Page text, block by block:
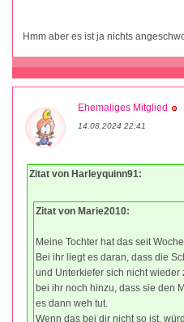
Hmm aber es ist ja nichts
Ehemaliges Mitglied
14.08.2024 22:41
Zitat von Harleyquinn91:
Zitat von Marie2010:
Meine Tochter hat das seit
Bei ihr liegt es daran, dass die
und Unterkiefer sich nicht
bei ihr noch hinzu, dass sie den
es dann weh tut.
Wenn das bei dir nicht so ist,